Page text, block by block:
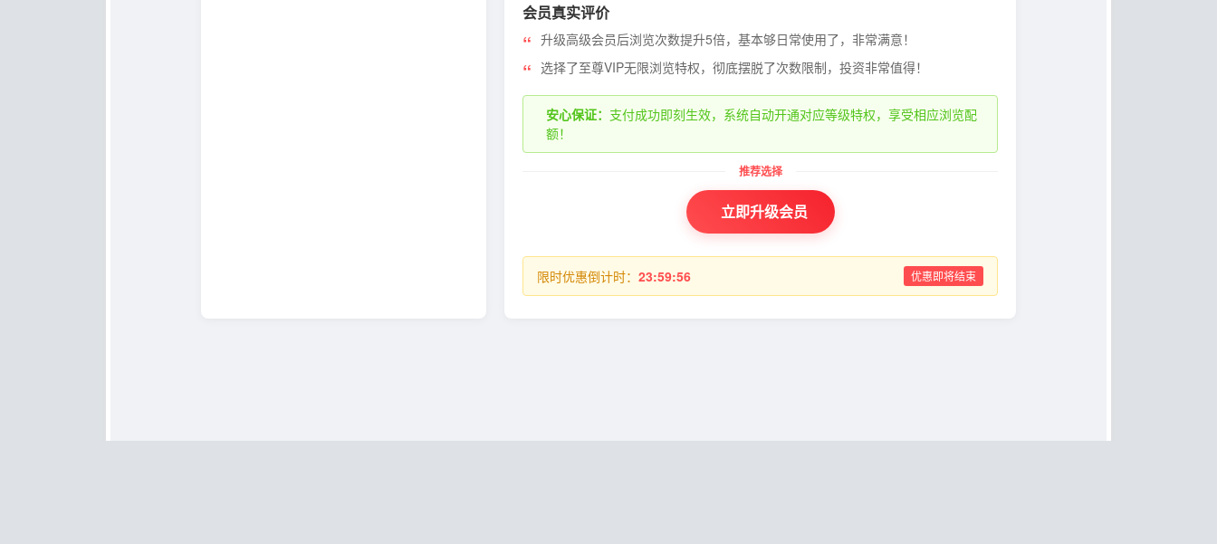
会员真实评价
升级高级会员后浏览次数提升5倍，基本够日常使用了，非常满意！
选择了至尊VIP无限浏览特权，彻底摆脱了次数限制，投资非常值得！
安心保证： 支付成功即刻生效，系统自动开通对应等级特权，享受相应浏览配
额！
立即升级会员
限时优惠倒计时： 23:59:55 优惠即将结束